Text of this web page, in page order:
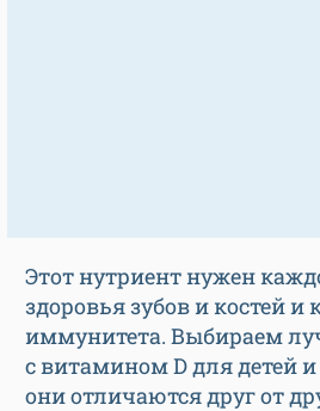
Этот нутриент нужен
здоровья зубов и костей и
иммунитета. Выбираем
с витамином D для детей
они отличаются друг от